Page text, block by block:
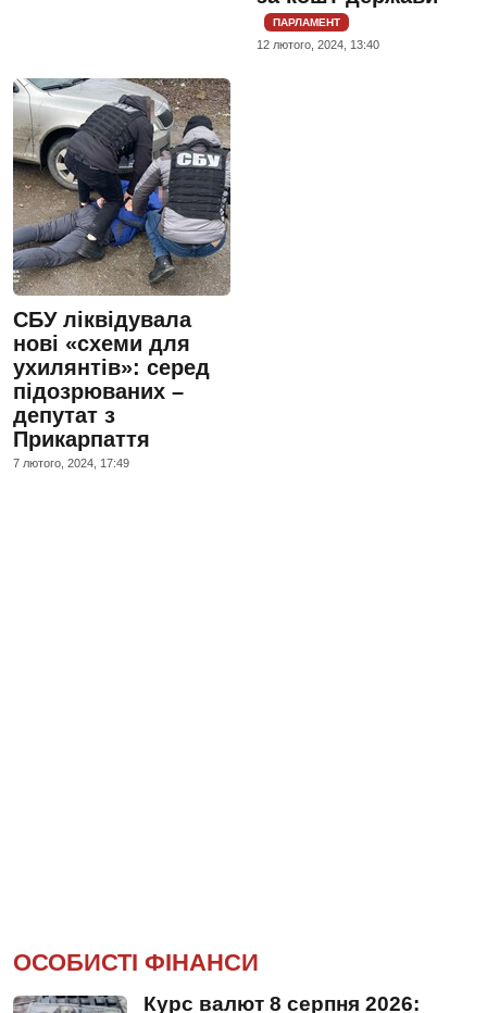
ПАРЛАМЕНТ
12 лютого, 2024, 13:40
СБУ ліквідувала
нові «схеми для
ухилянтів»: серед
підозрюваних –
депутат з
Прикарпаття
7 лютого, 2024, 17:49
ОСОБИСТІ ФІНАНСИ
Курс валют 8 серпня 2026: